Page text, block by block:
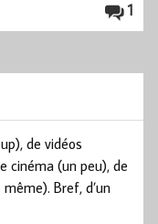
1
de vidéos
cinéma (un peu), de
Bref, d’un